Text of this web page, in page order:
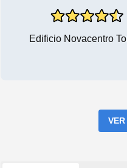
Edificio Novacentro